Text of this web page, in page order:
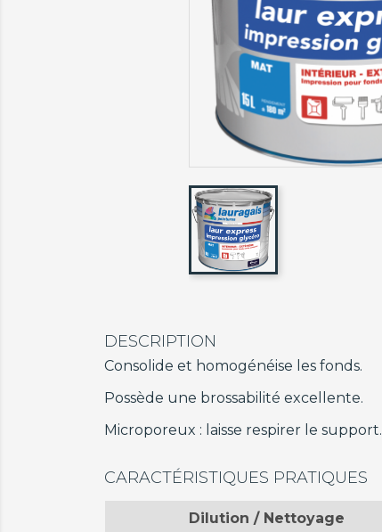
DESCRIPTION
Consolide et homogénéise les fonds.
Possède une brossabilité excellente.
Microporeux : laisse respirer le support.
CARACTÉRISTIQUES PRATIQUES
Dilution / Nettoyage